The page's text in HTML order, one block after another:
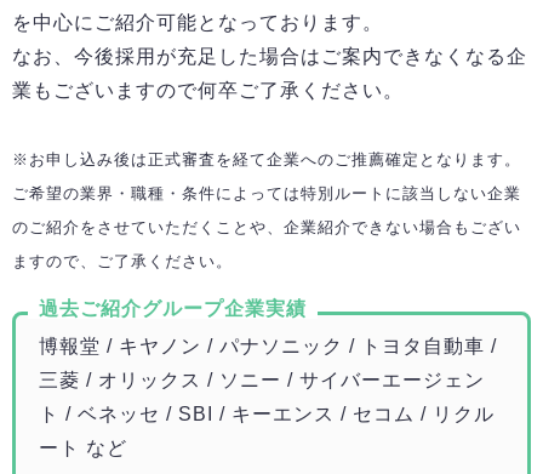
を中心にご紹介可能となっております。
なお、今後採用が充足した場合はご案内できなくなる企
業もございますので何卒ご了承ください。
※お申し込み後は正式審査を経て企業へのご推薦確定となります。
ご希望の業界・職種・条件によっては特別ルートに該当しない企業
のご紹介をさせていただくことや、企業紹介できない場合もござい
ますので、ご了承ください。
過去ご紹介グループ企業実績
博報堂 / キヤノン / パナソニック / トヨタ自動車 /
三菱 / オリックス / ソニー / サイバーエージェン
ト / ベネッセ / SBI / キーエンス / セコム / リクル
ート など